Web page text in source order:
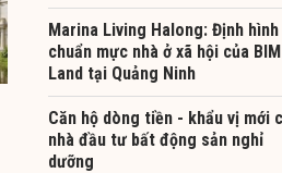
Marina Living Halong: Định hình
chuẩn mực nhà ở xã hội của BIM
Land tại Quảng Ninh
Căn hộ dòng tiền - khẩu vị mới
nhà đầu tư bất động sản nghỉ
dưỡng